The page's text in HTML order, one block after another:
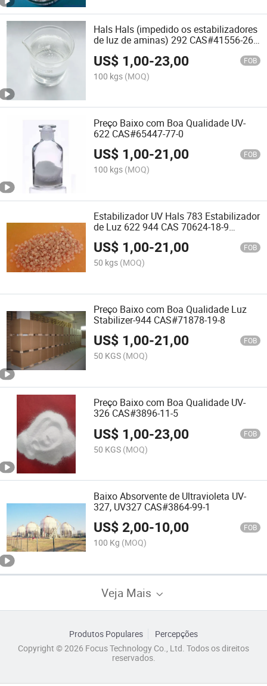
Hals Hals (impedido os estabilizadores
de luz de aminas) 292 CAS#41556-26-
US$ 1,00-23,00 FOB
100 kgs (MOQ)
Preço Baixo com Boa Qualidade UV-
622 CAS#65447-77-0
US$ 1,00-21,00 FOB
100 kgs (MOQ)
Estabilizador UV Hals 783 Estabilizador
de Luz 622 944 CAS 70624-18-9
65447-77-0
US$ 1,00-21,00 FOB
50 kgs (MOQ)
Preço Baixo com Boa Qualidade Luz
Stabilizer-944 CAS#71878-19-8
US$ 1,00-21,00 FOB
50 KGS (MOQ)
Preço Baixo com Boa Qualidade UV-
326 CAS#3896-11-5
US$ 1,00-23,00 FOB
50 KGS (MOQ)
Baixo Absorvente de Ultravioleta UV-
327, UV327 CAS#3864-99-1
US$2,00-10,00 FOB
100 Kg (MOQ)
Veja Mais
Produtos Populares
Percepções
Copyright © 2026 Focus Technology Co., Ltd. Todos os direitos
reservados.